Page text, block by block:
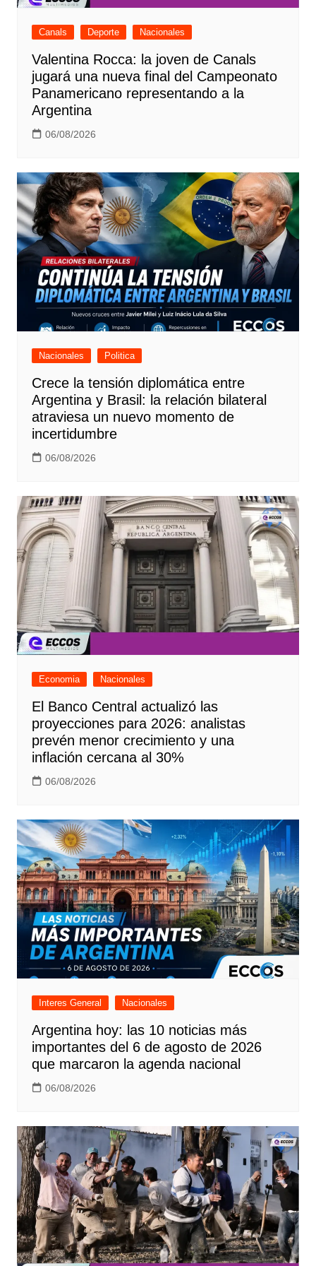
Canals Deporte Nacionales
Valentina Rocca: la joven de Canals
jugará una nueva final del Campeonato
Panamericano representando a la
Argentina
06/08/2026
Nacionales Politica
Crece la tensión diplomática entre
Argentina y Brasil: la relación bilateral
atraviesa un nuevo momento de
incertidumbre
06/08/2026
Economia Nacionales
El Banco Central actualizó las
proyecciones para 2026: analistas
prevén menor crecimiento y una
inflación cercana al 30%
06/08/2026
Interes General Nacionales
Argentina hoy: las 10 noticias más
importantes del 6 de agosto de 2026
que marcaron la agenda nacional
06/08/2026